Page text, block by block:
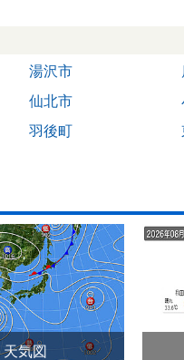
湯沢市
仙北市
羽後町
天気図